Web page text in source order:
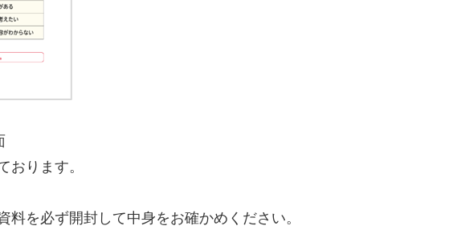
ります。
料を必ず開封して中身をお確かめください。